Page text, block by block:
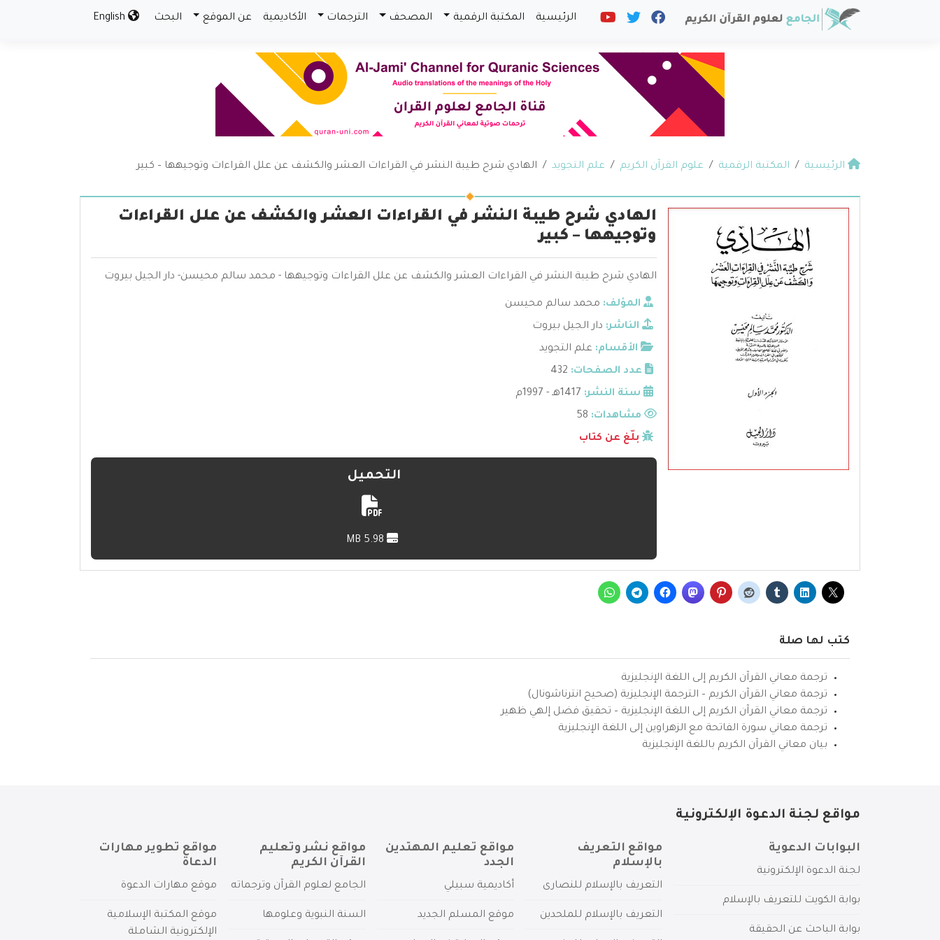
الرئيسية المكتبة الرقمية المصحف الترجمات الأكاديمية عن الموقع البحث
الرئيسية المكتبة الرقمية علوم القرآن الكريم علم التجويد الهادي شرح طيبة النشر في القراءات العشر والكشف عن علل القراءات وتوجيهها – كبير
الهادي شرح طيبة النشر في القراءات العشر والكشف عن علل القراءات
وتوجيهها – كبير
الهادي شرح طيبة النشر في القراءات العشر والكشف عن علل القراءات وتوجيهها - محمد سالم محيسن- دار الجيل بيروت
المؤلف: محمد سالم محيسن
الناشر: دار الجيل بيروت
الأقسام: علم التجويد
عدد الصفحات: 432
سنة النشر: 1417هـ - 1997م
مشاهدات:
بلّغ عن كتاب
التحميل
كتب لها صلة
ترجمة معاني القرآن الكريم إلى اللغة الإنجليزية
ترجمة معاني القرآن الكريم – الترجمة الإنجليزية (صحيح انترناشونال)
ترجمة معاني القرآن الكريم إلى اللغة الإنجليزية – تحقيق فضل إلهي ظهير
ترجمة معاني سورة الفاتحة مع الزهراوين إلى اللغة الإنجليزية
بيان معاني القرآن الكريم باللغة الإنجليزية
مواقع لجنة الدعوة الإلكترونية
البوابات الدعوية
لجنة الدعوة الإلكترونية
بوابة الكويت للتعريف بالإسلام
بوابة الباحث عن الحقيقة
مواقع التعريف
بالإسلام
التعريف بالإسلام للنصارى
التعريف بالإسلام للملحدين
مواقع تعليم المهتدين
الجدد
أكاديمية سبيلي
موقع المسلم الجديد
مواقع نشر وتعليم
القرآن الكريم
الجامع لعلوم القرآن وترجماته
السنة النبوية وعلومها
مواقع تطوير مهارات
الدعاة
موقع مهارات الدعوة
موقع المكتبة الإسلامية
الإلكترونية الشاملة